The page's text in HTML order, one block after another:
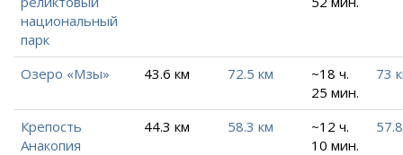
национальный
парк
Озеро «Мзы» 43.6 км 72.5 км
~18 ч.
25 мин.
73
Крепость
Анакопия
44.3 км 58.3 км
~12 ч.
10 мин.